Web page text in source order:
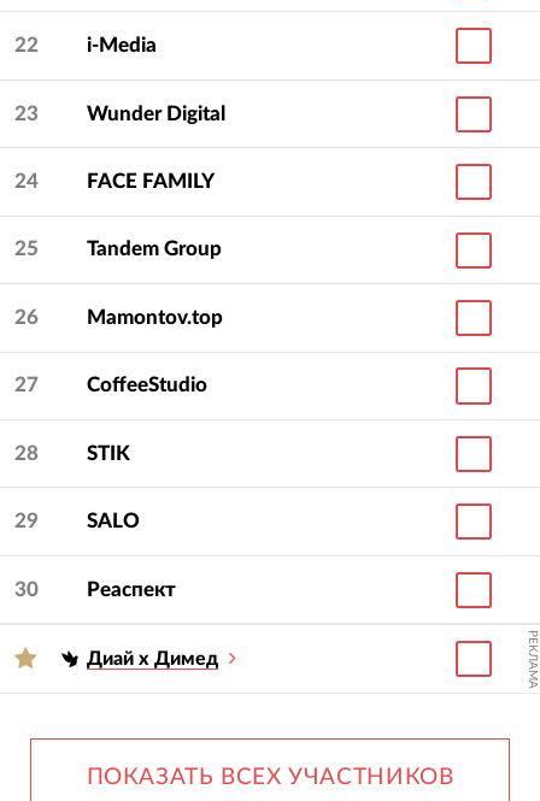
22 i-Media
23 Wunder Digital
24 FACE FAMILY
25 Tandem Group
26 Mamontov.top
27 CoffeeStudio
28 STIK
29 SALO
30 Реаспект
Диай х Димед РЕКЛАМА
ПОКАЗАТЬ ВСЕХ УЧАСТНИКОВ